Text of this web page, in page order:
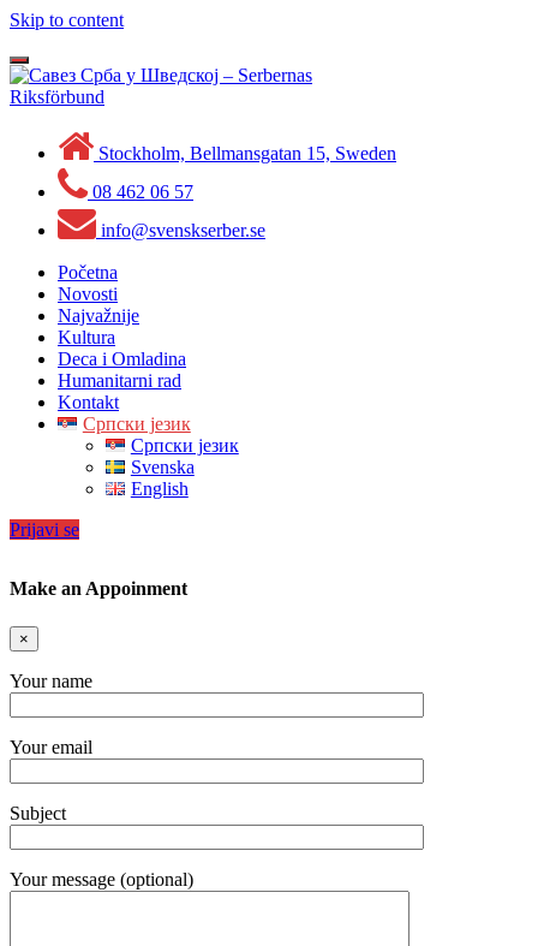
Skip to content
Toggle
navigation
Stockholm, Bellmansgatan 15, Sweden
08 462 06 57
info@svenskserber.se
Početna
Novosti
Najvažnije
Kultura
Deca i Omladina
Humanitarni rad
Kontakt
Српски језик
Српски језик
Svenska
English
Prijavi se
Make an Appoinment
×
Your name
Your email
Subject
Your message (optional)